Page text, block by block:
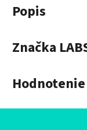
Popis
Značka
Hodnotenie